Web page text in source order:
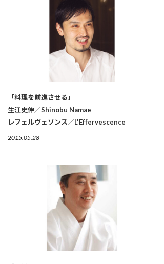
「料理を前進させる」
生江史伸／Shinobu Namae
レフェルヴェソンス／L'Effervescence
2015.05.28